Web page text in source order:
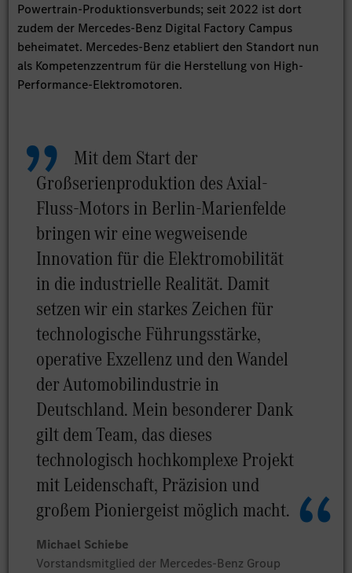
Powertrain-Produktionsverbunds; seit 2022 ist dort
zudem der Mercedes-Benz Digital Factory Campus
beheimatet. Mercedes-Benz etabliert den Standort nun
als Kompetenzzentrum für die Herstellung von High-
Performance-Elektromotoren.
Mit dem Start der
Großserienproduktion des Axial-
Fluss-Motors in Berlin-Marienfelde
bringen wir eine wegweisende
Innovation für die Elektromobilität
in die industrielle Realität. Damit
setzen wir ein starkes Zeichen für
technologische Führungsstärke,
operative Exzellenz und den Wandel
der Automobilindustrie in
Deutschland. Mein besonderer Dank
gilt dem Team, das dieses
technologisch hochkomplexe Projekt
mit Leidenschaft, Präzision und
großem Pioniergeist möglich macht.
Michael Schiebe
Vorstandsmitglied der Mercedes-Benz Group